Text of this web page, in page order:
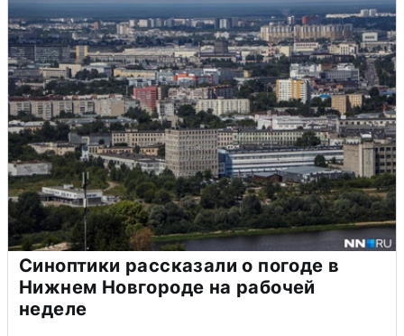
Синоптики рассказали о погоде в
Нижнем Новгороде на рабочей
неделе